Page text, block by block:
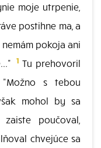
moje utrpenie,
postihne ma, a
nemám pokoja ani
1 Tu prehovoril
"Možno s tebou
mohol by sa
poučoval,
chvejúce sa